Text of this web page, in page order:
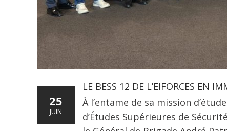
​LE BESS 12 DE L’EIFORCES EN
À l’entame de sa mission
d’Études Supérieures de
25
JUIN